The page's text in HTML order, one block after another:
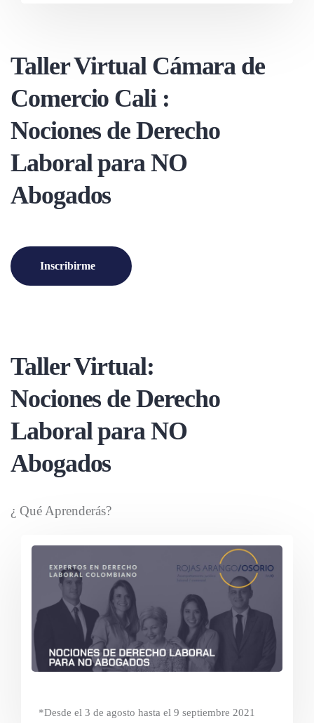
Taller Virtual Cámara de
Comercio Cali :
Nociones de Derecho
Laboral para NO
Abogados
Inscribirme
Taller Virtual:
Nociones de Derecho
Laboral para NO
Abogados
¿ Qué Aprenderás?
*Desde el 3 de agosto hasta el 9 septiembre 2021